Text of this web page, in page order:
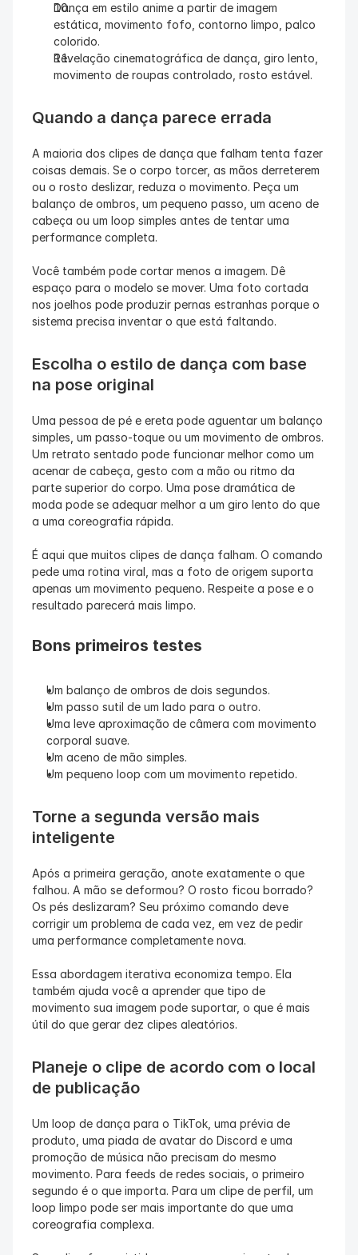
Dança em estilo anime a partir de imagem
estática, movimento fofo, contorno limpo, palco
colorido.
Revelação cinematográfica de dança, giro lento,
movimento de roupas controlado, rosto estável.
Quando a dança parece errada
A maioria dos clipes de dança que falham tenta fazer
coisas demais. Se o corpo torcer, as mãos derreterem
ou o rosto deslizar, reduza o movimento. Peça um
balanço de ombros, um pequeno passo, um aceno de
cabeça ou um loop simples antes de tentar uma
performance completa.
Você também pode cortar menos a imagem. Dê
espaço para o modelo se mover. Uma foto cortada
nos joelhos pode produzir pernas estranhas porque o
sistema precisa inventar o que está faltando.
Escolha o estilo de dança com base
na pose original
Uma pessoa de pé e ereta pode aguentar um balanço
simples, um passo-toque ou um movimento de ombros.
Um retrato sentado pode funcionar melhor como um
acenar de cabeça, gesto com a mão ou ritmo da
parte superior do corpo. Uma pose dramática de
moda pode se adequar melhor a um giro lento do que
a uma coreografia rápida.
É aqui que muitos clipes de dança falham. O comando
pede uma rotina viral, mas a foto de origem suporta
apenas um movimento pequeno. Respeite a pose e o
resultado parecerá mais limpo.
Bons primeiros testes
Um balanço de ombros de dois segundos.
Um passo sutil de um lado para o outro.
Uma leve aproximação de câmera com movimento
corporal suave.
Um aceno de mão simples.
Um pequeno loop com um movimento repetido.
Torne a segunda versão mais
inteligente
Após a primeira geração, anote exatamente o que
falhou. A mão se deformou? O rosto ficou borrado?
Os pés deslizaram? Seu próximo comando deve
corrigir um problema de cada vez, em vez de pedir
uma performance completamente nova.
Essa abordagem iterativa economiza tempo. Ela
também ajuda você a aprender que tipo de
movimento sua imagem pode suportar, o que é mais
útil do que gerar dez clipes aleatórios.
Planeje o clipe de acordo com o local
de publicação
Um loop de dança para o TikTok, uma prévia de
produto, uma piada de avatar do Discord e uma
promoção de música não precisam do mesmo
movimento. Para feeds de redes sociais, o primeiro
segundo é o que importa. Para um clipe de perfil, um
loop limpo pode ser mais importante do que uma
coreografia complexa.